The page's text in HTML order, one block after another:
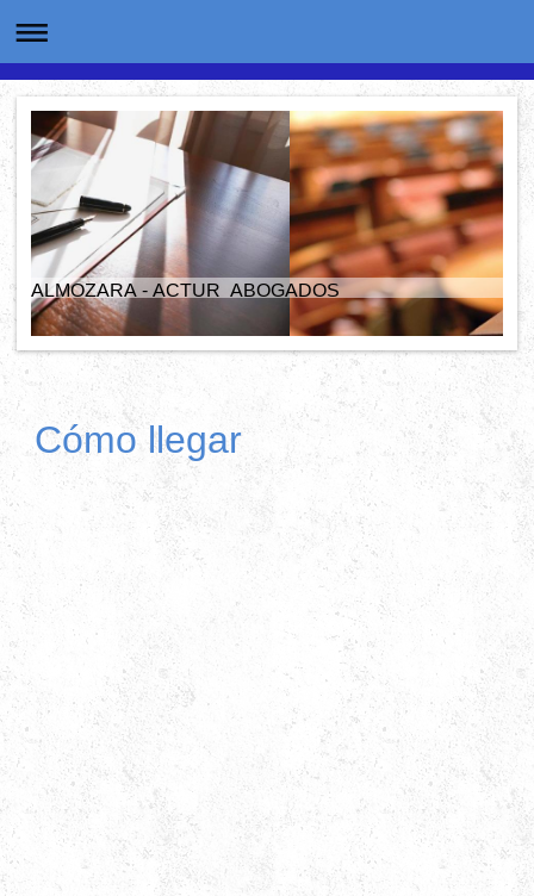
ALMOZARA - ACTUR ABOGADOS
Cómo llegar